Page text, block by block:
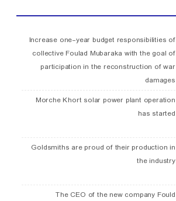
Increase one-year budget responsibilities of
collective Foulad Mubaraka with the goal of
participation in the reconstruction of war
damages
Morche Khort solar power plant operation
has started
Goldsmiths are proud of their production in
the industry
The CEO of the new company Fould